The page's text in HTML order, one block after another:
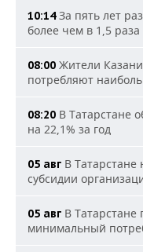
10:14За пять лет
более чем в 1,5 раза
08:00 Жители
потребляют
08:20 В Татарстане
на 22,1% за год
05 авг В Татарстане
субсидии
05 авг В
минимальный